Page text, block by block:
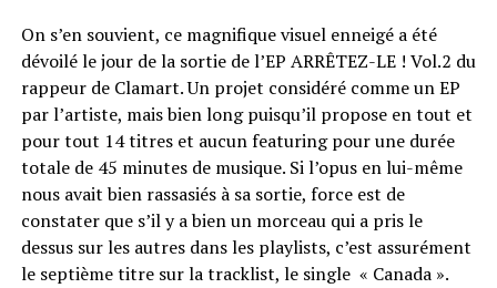
On s’en souvient, ce magnifique visuel enneigé a été
dévoilé le jour de la sortie de l’EP ARRÊTEZ-LE ! Vol.2 du
rappeur de Clamart. Un projet considéré comme un EP
par l’artiste, mais bien long puisqu’il propose en tout et
pour tout 14 titres et aucun featuring pour une durée
totale de 45 minutes de musique. Si l’opus en lui-même
nous avait bien rassasiés à sa sortie, force est de
constater que s’il y a bien un morceau qui a pris le
dessus sur les autres dans les playlists, c’est assurément
le septième titre sur la tracklist, le single « Canada ».